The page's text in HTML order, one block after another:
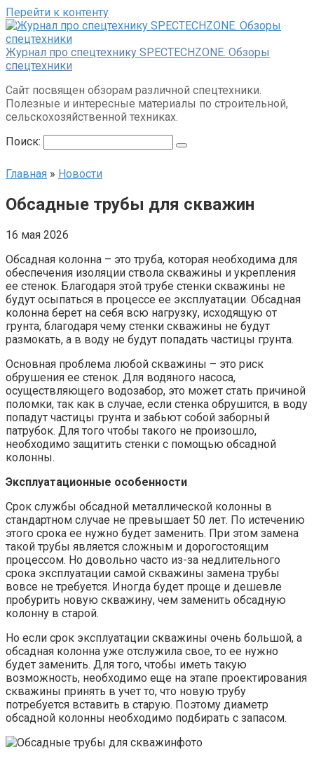
Перейти к контенту
Журнал про спецтехнику SPECTECHZONE. Обзоры
спецтехники
Сайт посвящен обзорам различной спецтехники.
Полезные и интересные материалы по строительной,
сельскохозяйственной техниках.
Поиск:
Главная » Новости
Обсадные трубы для скважин
16 мая 2026
Обсадная колонна – это труба, которая необходима для
обеспечения изоляции ствола скважины и укрепления
ее стенок. Благодаря этой трубе стенки скважины не
будут осыпаться в процессе ее эксплуатации. Обсадная
колонна берет на себя всю нагрузку, исходящую от
грунта, благодаря чему стенки скважины не будут
размокать, а в воду не будут попадать частицы грунта.
Основная проблема любой скважины – это риск
обрушения ее стенок. Для водяного насоса,
осуществляющего водозабор, это может стать причиной
поломки, так как в случае, если стенка обрушится, в воду
попадут частицы грунта и забьют собой заборный
патрубок. Для того чтобы такого не произошло,
необходимо защитить стенки с помощью обсадной
колонны.
Эксплуатационные особенности
Срок службы обсадной металлической колонны в
стандартном случае не превышает 50 лет. По истечению
этого срока ее нужно будет заменить. При этом замена
такой трубы является сложным и дорогостоящим
процессом. Но довольно часто из-за недлительного
срока эксплуатации самой скважины замена трубы
вовсе не требуется. Иногда будет проще и дешевле
пробурить новую скважину, чем заменить обсадную
колонну в старой.
Но если срок эксплуатации скважины очень большой, а
обсадная колонна уже отслужила свое, то ее нужно
будет заменить. Для того, чтобы иметь такую
возможность, необходимо еще на этапе проектирования
скважины принять в учет то, что новую трубу
потребуется вставить в старую. Поэтому диаметр
обсадной колонны необходимо подбирать с запасом.